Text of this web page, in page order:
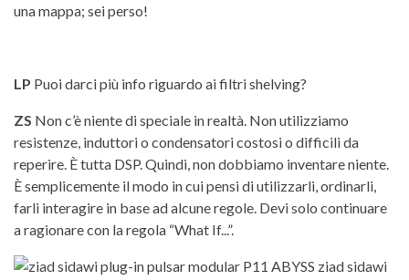
una mappa; sei perso!
LP Puoi darci più info riguardo ai filtri shelving?
ZS Non c’è niente di speciale in realtà. Non utilizziamo
resistenze, induttori o condensatori costosi o difficili da
reperire. È tutta DSP. Quindi, non dobbiamo inventare niente.
È semplicemente il modo in cui pensi di utilizzarli, ordinarli,
farli interagire in base ad alcune regole. Devi solo continuare
a ragionare con la regola “What If...”.